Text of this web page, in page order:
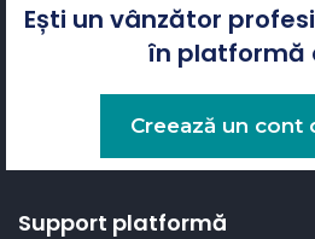
Ești un vânzător
în platformă
Creează un cont
Support platformă